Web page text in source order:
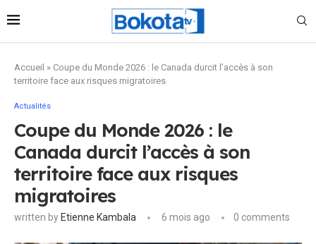
Accueil » Coupe du Monde 2026 : le Canada durcit l’accès à son
territoire face aux risques migratoires
Actualités
Coupe du Monde 2026 : le
Canada durcit l’accès à son
territoire face aux risques
migratoires
written by Etienne Kambala 6 mois ago 0 comments